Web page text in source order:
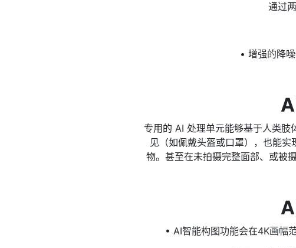
通过
• 增强的降
专用的 AI 处理单元能够基于人类肢
见（如佩戴头盔或口罩），也能
物。甚至在未拍摄完整面部、或被
• AI智能构图功能会在4K画幅